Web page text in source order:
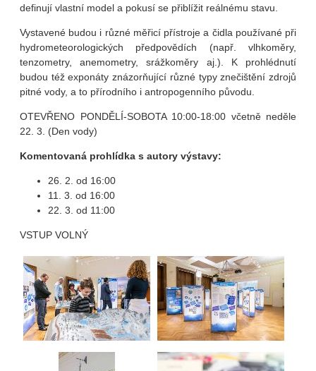
definují vlastní model a pokusí se přiblížit reálnému stavu.
Vystavené budou i různé měřicí přístroje a čidla používané při
hydrometeorologických předpovědích (např. vlhkoměry,
tenzometry, anemometry, srážkoměry aj.). K prohlédnutí
budou též exponáty znázorňující různé typy znečištění zdrojů
pitné vody, a to přírodního i antropogenního původu.
OTEVŘENO PONDĚLÍ-SOBOTA 10:00-18:00 včetně neděle
22. 3. (Den vody)
Komentovaná prohlídka s autory výstavy:
26. 2. od 16:00
11. 3. od 16:00
22. 3. od 11:00
VSTUP VOLNÝ